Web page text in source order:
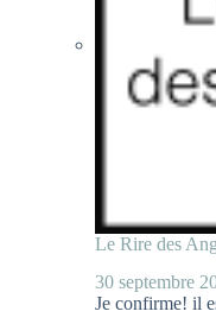
Le Rire des
30 septembre
Je confirme! il